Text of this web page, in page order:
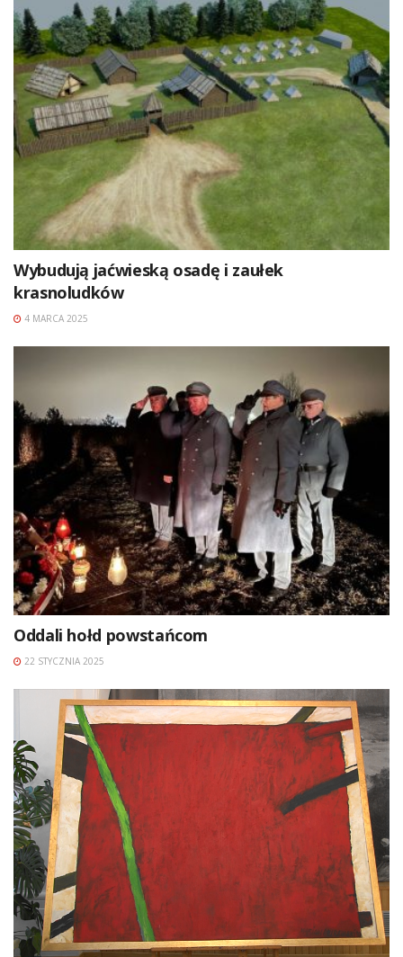
Wybudują jaćwieską osadę i zaułek
krasnoludków
4 MARCA 2025
Oddali hołd powstańcom
22 STYCZNIA 2025